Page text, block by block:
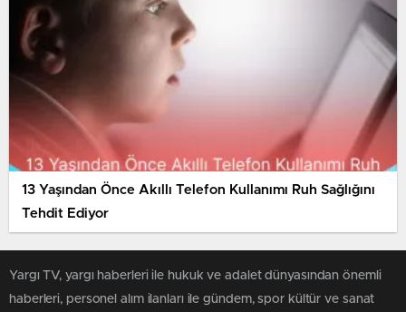
13 Yaşından Önce Akıllı Telefon Kullanımı Ruh Sağlığını
Tehdit Ediyor
Yargı TV, yargı haberleri ile hukuk ve adalet dünyasından önemli
haberleri, personel alım ilanları ile gündem, spor kültür ve sanat